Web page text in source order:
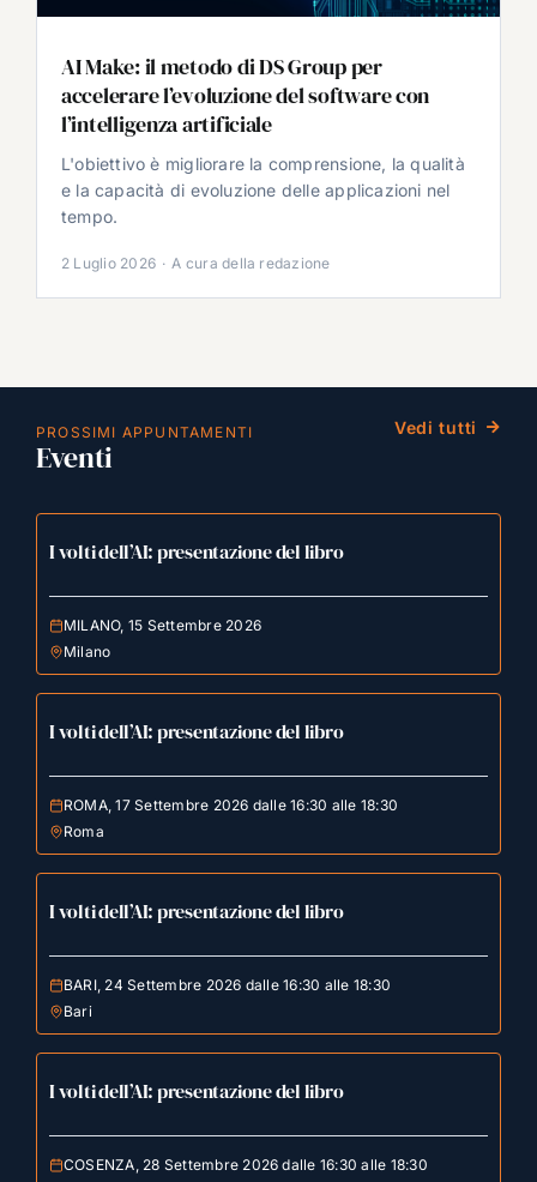
AI Make: il metodo di DS Group per
accelerare l’evoluzione del software con
l’intelligenza artificiale
L'obiettivo è migliorare la comprensione, la qualità
e la capacità di evoluzione delle applicazioni nel
tempo.
2 Luglio 2026 · A cura della redazione
PROSSIMI APPUNTAMENTI
Eventi
Vedi tutti
I volti dell’AI: presentazione del libro
MILANO, 15 Settembre 2026
Milano
I volti dell’AI: presentazione del libro
ROMA, 17 Settembre 2026 dalle 16:30 alle 18:30
Roma
I volti dell’AI: presentazione del libro
BARI, 24 Settembre 2026 dalle 16:30 alle 18:30
Bari
I volti dell’AI: presentazione del libro
COSENZA, 28 Settembre 2026 dalle 16:30 alle 18:30